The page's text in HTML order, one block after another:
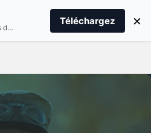
play_arrow PLAY CINEMUSIC
Les + Belles Musiques de Films et Séries
Téléchargez ×